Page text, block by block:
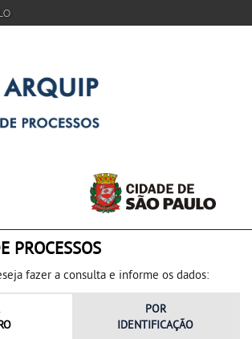
PROCESSOS
fazer a consulta e informe os dados:
POR
IDENTIFICAÇÃO